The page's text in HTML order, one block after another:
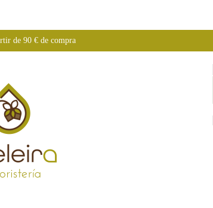
de 90 € de compra